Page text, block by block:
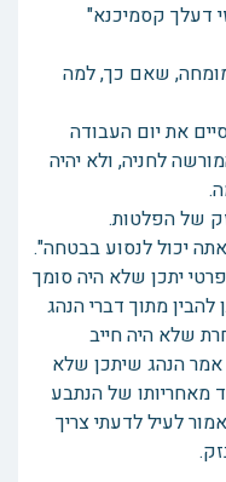
דעלך קסמיכנא"
שאם כך, למה
את יום העבודה
לחניה, ולא יהיה
של הפלטות.
יכול לנסוע בבטחה".
יתכן שלא היה סומך
להבין מתוך דברי הנהג
שלא היה חייב
הנהג שיתכן שלא
מאחריותו של הנתבע
לעיל לדעתי צריך